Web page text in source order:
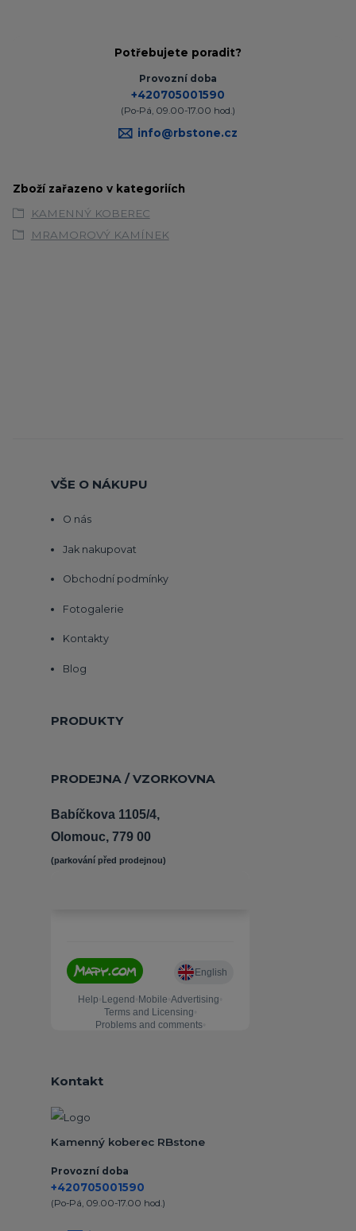
Potřebujete poradit?
Provozní doba
+420705001590
(Po-Pá, 09.00-17.00 hod.)
info@rbstone.cz
Zboží zařazeno v kategoriích
KAMENNÝ KOBEREC
MRAMOROVÝ KAMÍNEK
VŠE O NÁKUPU
O nás
Jak nakupovat
Obchodní podmínky
Fotogalerie
Kontakty
Blog
PRODUKTY
PRODEJNA / VZORKOVNA
Babíčkova 1105/4,
Olomouc, 779 00
(parkování před prodejnou)
Kontakt
Kamenný koberec RBstone
Provozní doba
+420705001590
(Po-Pá, 09.00-17.00 hod.)